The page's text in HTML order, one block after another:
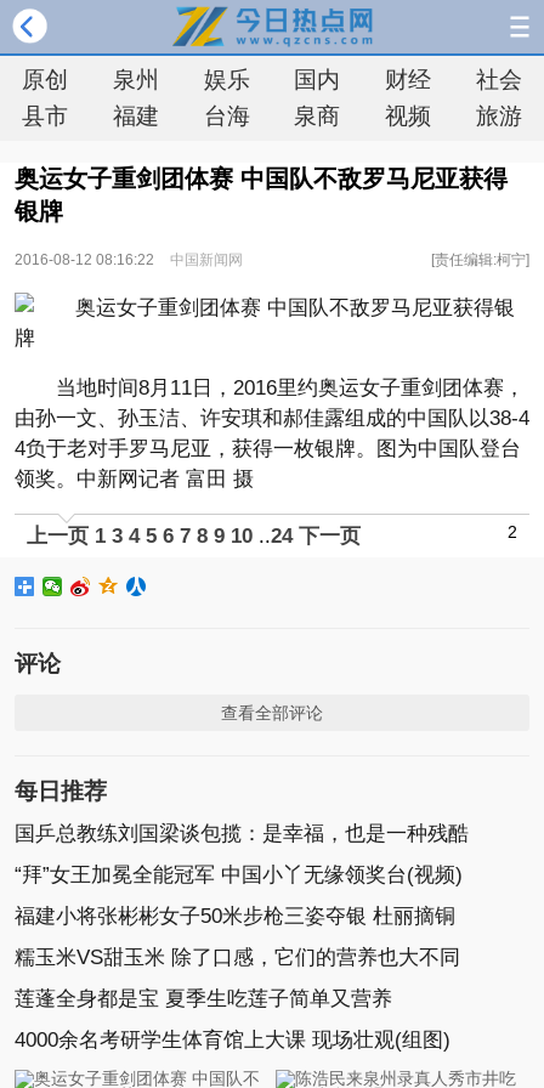
原创 泉州 娱乐 国内 财经
社会
县市
福建 台海 泉商 视频 旅游
奥运女子重剑团体赛 中国队不敌罗马尼亚获得
银牌
2016-08-12 08:16:22 中国新闻网 [责任编辑:柯宁]
当地时间8月11日，2016里约奥运女子重剑团体赛，
由孙一文、孙玉洁、许安琪和郝佳露组成的中国队以38-4
4负于老对手罗马尼亚，获得一枚银牌。图为中国队登台
领奖。中新网记者 富田 摄
上一页 1 2
3 4 5 6 7 8 9 10 ..24 下一页
评论
查看全部评论
每日推荐
国乒总教练刘国梁谈包揽：是幸福，也是一种残酷
“拜”女王加冕全能冠军 中国小丫无缘领奖台(视频)
福建小将张彬彬女子50米步枪三姿夺银 杜丽摘铜
糯玉米VS甜玉米 除了口感，它们的营养也大不同
莲蓬全身都是宝 夏季生吃莲子简单又营养
4000余名考研学生体育馆上大课 现场壮观(组图)